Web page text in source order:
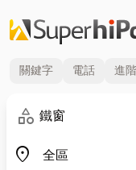
關鍵字 電話 進階
category
關鍵字
place
地區